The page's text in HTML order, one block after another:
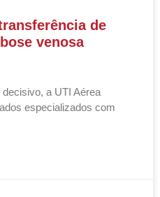
de
venosa
a UTI Aérea
especializados com